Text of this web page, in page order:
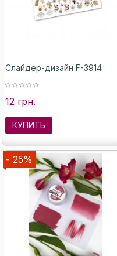
Слайдер-дизайн F-3914
12 грн.
КУПИТЬ
- 25%